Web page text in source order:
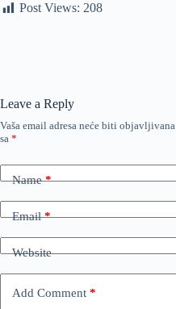
Post Views: 208
Leave a Reply
Vaša email adresa neće biti objavljivana.
sa *
Name*
Email*
Website
Add Comment *